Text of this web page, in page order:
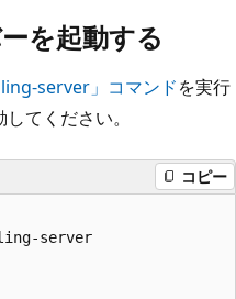
を起動する
server」コマンドを実行
てください。
コピー
server